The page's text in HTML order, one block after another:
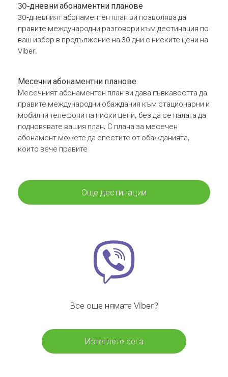
30-дневни абонаментни планове
30-дневният абонаментен план ви позволява да
правите международни разговори към дестинация по
ваш избор в продължение на 30 дни с ниските цени на
Viber.
Месечни абонаментни планове
Месечният абонаментен план ви дава гъвкавостта да
правите международни обаждания към стационарни и
мобилни телефони на ниски цени, без да се налага да
подновявате вашия план. С плана за месечен
абонамент можете да спестите от обажданията,
които вече правите
Още дестинации
Все още нямате Viber?
Изтеглете сега